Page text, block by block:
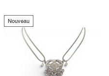
Nouveau